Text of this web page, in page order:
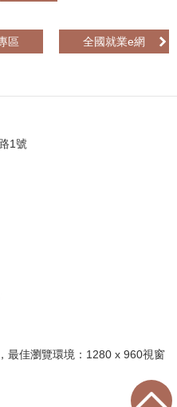
區 全國就業e網
1號
最佳瀏覽環境：1280 x 960視窗